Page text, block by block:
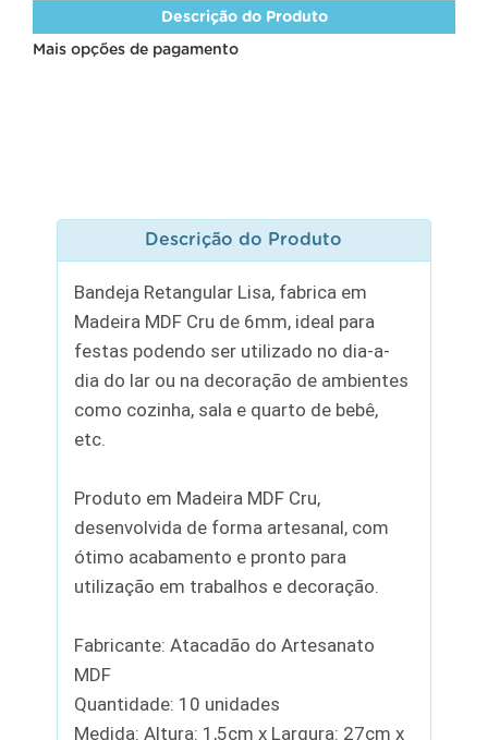
Descrição do Produto
Mais opções de pagamento
Descrição do Produto
Bandeja Retangular Lisa, fabrica em
Madeira MDF Cru de 6mm, ideal para
festas podendo ser utilizado no dia-a-
dia do lar ou na decoração de ambientes
como cozinha, sala e quarto de bebê,
etc.
Produto em Madeira MDF Cru,
desenvolvida de forma artesanal, com
ótimo acabamento e pronto para
utilização em trabalhos e decoração.
Fabricante: Atacadão do Artesanato
MDF
Quantidade: 10 unidades
Medida: Altura: 1,5cm x Largura: 27cm x